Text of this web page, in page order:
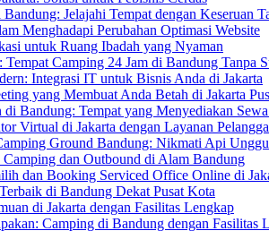
Jelajahi Tempat dengan Keseruan
Menghadapi Perubahan Optimasi Website
untuk Ruang Ibadah yang Nyaman
Camping 24 Jam di Bandung Tanpa
Integrasi IT untuk Bisnis Anda di Jakarta
yang Membuat Anda Betah di Jakarta
di Bandung: Tempat yang Menyediakan
Virtual di Jakarta dengan Layanan
Ground Bandung: Nikmati Api
Camping dan Outbound di Alam Bandung
dan Booking Serviced Office Online di
di Bandung Dekat Pusat Kota
di Jakarta dengan Fasilitas Lengkap
Camping di Bandung dengan Fasilitas